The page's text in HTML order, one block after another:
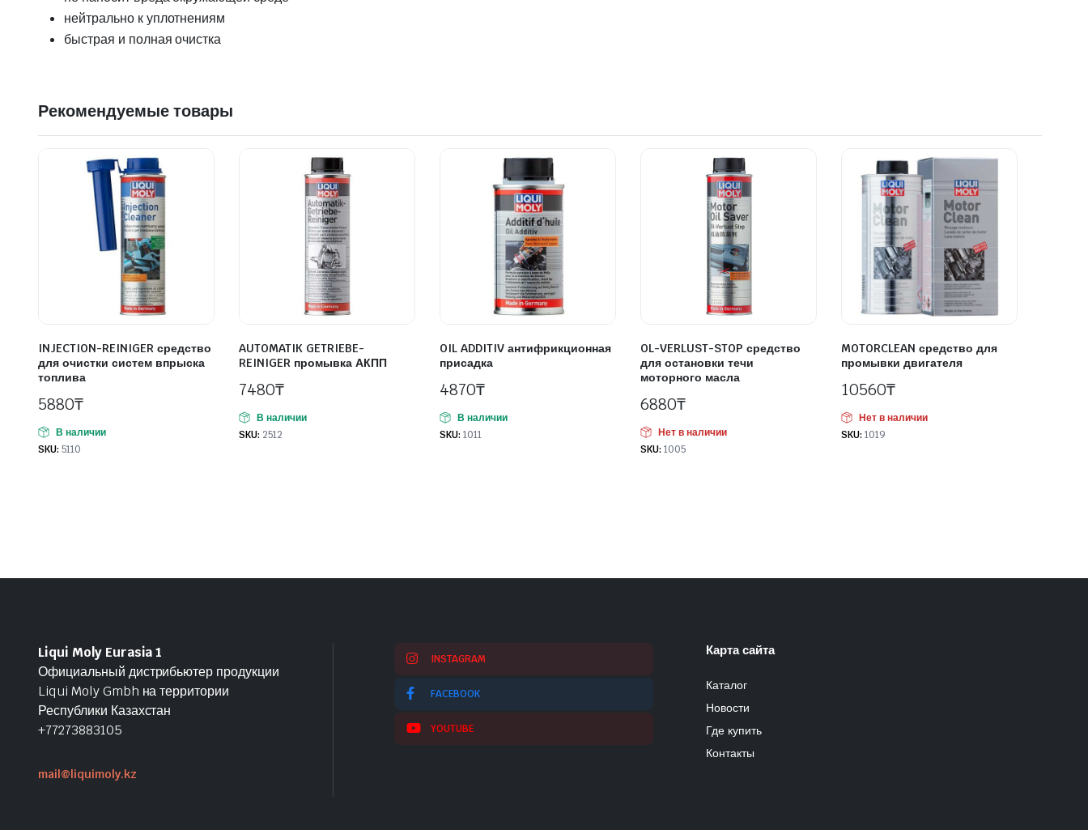
нейтрально к уплотнениям
быстрая и полная очистка
Рекомендуемые товары
INJECTION-REINIGER средство
для очистки систем впрыска
топлива
5880₸
В наличии
SKU: 5110
AUTOMATIK GETRIEBE-
REINIGER промывка АКПП
7480₸
В наличии
SKU: 2512
OIL ADDITIV антифрикционная
присадка
4870₸
В наличии
SKU: 1011
OL-VERLUST-STOP средство
для остановки течи
моторного масла
6880₸
Нет в наличии
SKU: 1005
MOTORCLEAN средство для
промывки двигателя
10560₸
Нет в наличии
SKU: 1019
Liqui Moly Eurasia 1
Официальный дистрибьютер продукции
Liqui Moly Gmbh на территории
Республики Казахстан
+77273883105
mail@liquimoly.kz
INSTAGRAM
FACEBOOK
YOUTUBE
Карта сайта
Каталог
Новости
Где купить
Контакты